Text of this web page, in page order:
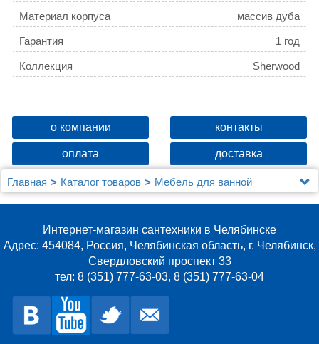
Материал корпуса массив дуба
Гарантия 1 год
Коллекция Sherwood
о компании контакты
оплата доставка
Главная Каталог товаров
Мебель для ванной
Зеркала
см натуральный дуб
Интернет-магазин сантехники в Челябинске
Адрес: 454084, Россия, Челябинская область, г. Челябинск,
Свердловский проспект 33
тел: 8 (351) 777-63-03, 8 (351) 777-63-04